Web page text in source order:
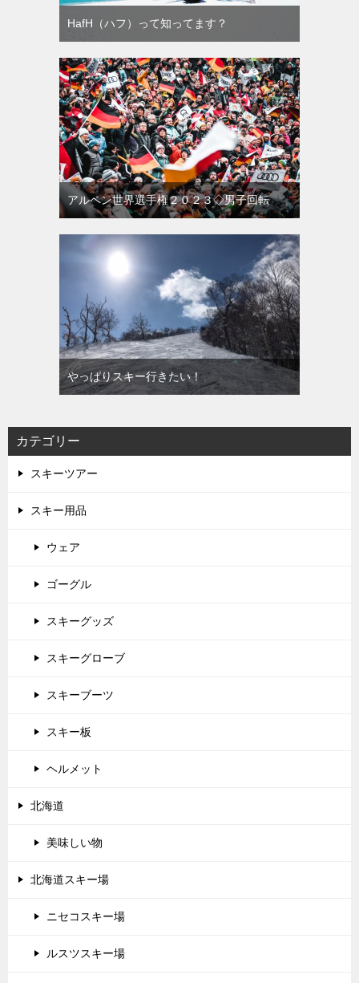
HafH（ハフ）って知ってます？
アルペン世界選手権２０２３◇男子回転
やっぱりスキー行きたい！
カテゴリー
スキーツアー
スキー用品
ウェア
ゴーグル
スキーグッズ
スキーグローブ
スキーブーツ
スキー板
ヘルメット
北海道
美味しい物
北海道スキー場
ニセコスキー場
ルスツスキー場